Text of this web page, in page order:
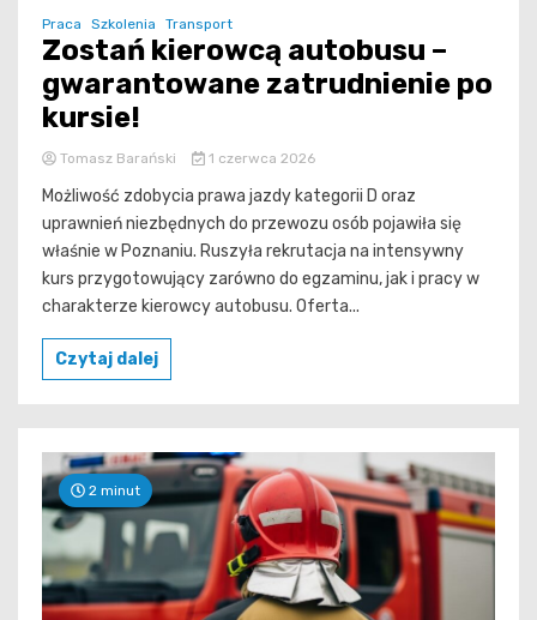
Praca Szkolenia Transport
Zostań kierowcą autobusu –
gwarantowane zatrudnienie po
kursie!
Tomasz Barański 1 czerwca 2026
Możliwość zdobycia prawa jazdy kategorii D oraz
uprawnień niezbędnych do przewozu osób pojawiła się
właśnie w Poznaniu. Ruszyła rekrutacja na intensywny
kurs przygotowujący zarówno do egzaminu, jak i pracy w
charakterze kierowcy autobusu. Oferta...
Czytaj dalej
2 minut